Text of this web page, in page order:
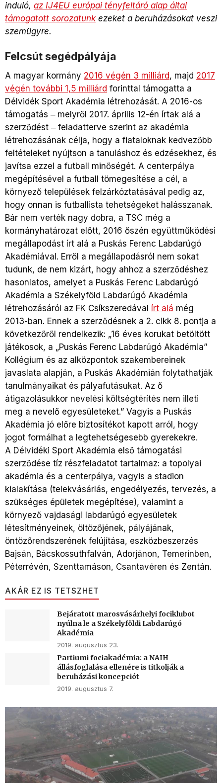
induló, az IJ4EU európai tényfeltáró alap által
támogatott sorozatunkezeket a beruházásokat veszi
szemügyre.
Felcsút segédpályája
A magyar kormány 2016 végén 3 milliárd, majd 2017
végén további 1,5 milliárd forinttal támogatta a
Délvidék Sport Akadémia létrehozását. A 2016-os
támogatás ‒ melyről 2017. április 12-én írtak alá a
szerződést ‒ feladatterve szerint az akadémia
létrehozásának célja, hogy a fiataloknak kedvezőbb
feltételeket nyújtson a tanuláshoz és edzésekhez, és
javítsa ezzel a futball minőségét. A centerpálya
megépítésével a futball tömegesítése a cél, a
környező települések felzárkóztatásával pedig az,
hogy onnan is futballista tehetségeket halásszanak.
Bár nem verték nagy dobra, a TSC még a
kormányhatározat előtt, 2016 őszén együttműködési
megállapodást írt alá a Puskás Ferenc Labdarúgó
Akadémiával. Erről a megállapodásról nem sokat
tudunk, de nem kizárt, hogy ahhoz a szerződéshez
hasonlatos, amelyet a Puskás Ferenc Labdarúgó
Akadémia a Székelyföld Labdarúgó Akadémia
létrehozásáról az FK Csíkszeredával írt alá még
2013-ban. Ennek a szerződésnek a 2. cikk 8. pontja a
következőről rendelkezik: „16 éves korukat betöltött
játékosok, a „Puskás Ferenc Labdarúgó Akadémia”
Kollégium és az alközpontok szakembereinek
javaslata alapján, a Puskás Akadémián folytathatják
tanulmányaikat és pályafutásukat. Az ő
átigazolásukkor nevelési költségtérítés nem illeti
meg a nevelő egyesületeket.” Vagyis a Puskás
Akadémia jó előre biztosítékot kapott arról, hogy
jogot formálhat a legtehetségesebb gyerekekre.
A Délvidéki Sport Akadémia első támogatási
szerződése tíz részfeladatot tartalmaz: a topolyai
akadémia és a centerpálya, vagyis a stadion
kialakítása (telekvásárlás, engedélyezés, tervezés, a
szükséges épületek megépítése), valamint a
környező vajdasági labdarúgó egyesületek
létesítményeinek, öltözőjének, pályájának,
öntözőrendszerének felújítása, eszközbeszerzés
Bajsán, Bácskossuthfalván, Adorjánon, Temerinben,
Péterrévén, Szenttamáson, Csantavéren és Zentán.
AKÁR EZ IS TETSZHET
Bejáratott marosvásárhelyi fociklubot
nyúlna le a Székelyföldi Labdarúgó
Akadémia
2019. augusztus 23.
Partiumi fociakadémia: a NAIH
állásfoglalása ellenére is titkolják a
beruházási koncepciót
2019. augusztus 7.